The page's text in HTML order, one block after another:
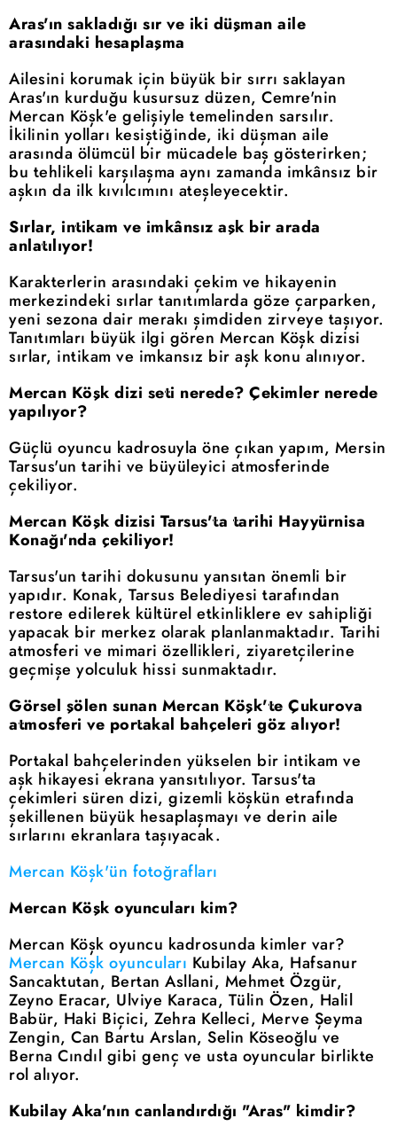
Aras'ın sakladığı sır ve iki düşman aile
arasındaki hesaplaşma
Ailesini korumak için büyük bir sırrı saklayan
Aras'ın kurduğu kusursuz düzen, Cemre'nin
Mercan Köşk'e gelişiyle temelinden sarsılır.
İkilinin yolları kesiştiğinde, iki düşman aile
arasında ölümcül bir mücadele baş gösterirken;
bu tehlikeli karşılaşma aynı zamanda imkânsız bir
aşkın da ilk kıvılcımını ateşleyecektir.
Sırlar, intikam ve imkânsız aşk bir arada
anlatılıyor!
Karakterlerin arasındaki çekim ve hikayenin
merkezindeki sırlar tanıtımlarda göze çarparken,
yeni sezona dair merakı şimdiden zirveye taşıyor.
Tanıtımları büyük ilgi gören Mercan Köşk dizisi
sırlar, intikam ve imkansız bir aşk konu alınıyor.
Mercan Köşk dizi seti nerede? Çekimler nerede
yapılıyor?
Güçlü oyuncu kadrosuyla öne çıkan yapım, Mersin
Tarsus'un tarihi ve büyüleyici atmosferinde
çekiliyor.
Mercan Köşk dizisi Tarsus'ta tarihi Hayyürnisa
Konağı'nda çekiliyor!
Tarsus'un tarihi dokusunu yansıtan önemli bir
yapıdır. Konak, Tarsus Belediyesi tarafından
restore edilerek kültürel etkinliklere ev sahipliği
yapacak bir merkez olarak planlanmaktadır. Tarihi
atmosferi ve mimari özellikleri, ziyaretçilerine
geçmişe yolculuk hissi sunmaktadır.
Görsel şölen sunan Mercan Köşk'te Çukurova
atmosferi ve portakal bahçeleri göz alıyor!
Portakal bahçelerinden yükselen bir intikam ve
aşk hikayesi ekrana yansıtılıyor. Tarsus'ta
çekimleri süren dizi, gizemli köşkün etrafında
şekillenen büyük hesaplaşmayı ve derin aile
sırlarını ekranlara taşıyacak.
Mercan Köşk'ün fotoğrafları
Mercan Köşk oyuncuları kim?
Mercan Köşk oyuncu kadrosunda kimler var?
Mercan Köşk oyuncuları Kubilay Aka, Hafsanur
Sancaktutan, Bertan Asllani, Mehmet Özgür,
Zeyno Eracar, Ulviye Karaca, Tülin Özen, Halil
Babür, Haki Biçici, Zehra Kelleci, Merve Şeyma
Zengin, Can Bartu Arslan, Selin Köseoğlu ve
Berna Cındıl gibi genç ve usta oyuncular birlikte
rol alıyor.
Kubilay Aka'nın canlandırdığı "Aras" kimdir?